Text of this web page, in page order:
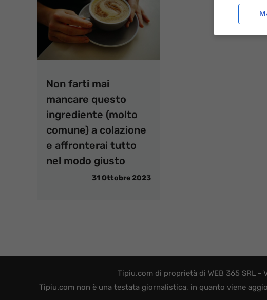
Non farti mai
mancare questo
ingrediente (molto
comune) a colazione
e affronterai tutto
nel modo giusto
31 Ottobre 2023
Tipiu.com di proprietà di WEB 365 SRL -
Tipiu.com non è una testata giornalistica, in quanto viene